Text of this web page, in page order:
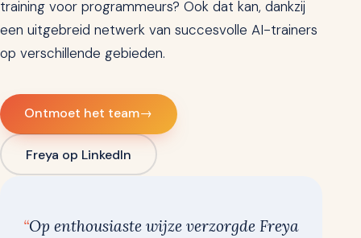
training voor programmeurs? Ook dat kan, dankzij
een uitgebreid netwerk van succesvolle AI-trainers
op verschillende gebieden.
Ontmoet het team→
Freya op LinkedIn
Op enthousiaste wijze verzorgde Freya